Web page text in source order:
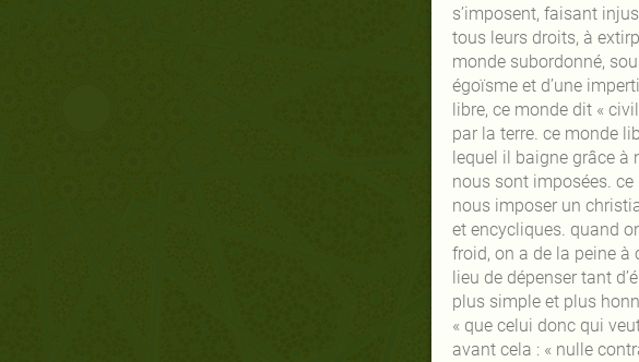
s’imposent, faisant
tous leurs droits, à
monde subordonné,
égoïsme et d’une
libre, ce monde dit «
par la terre. ce monde
lequel il baigne grâce à
nous sont imposées.
nous imposer un
et encycliques. quand
froid, on a de la peine à
lieu de dépenser tant
plus simple et plus
« que celui donc qui
avant cela : « nulle